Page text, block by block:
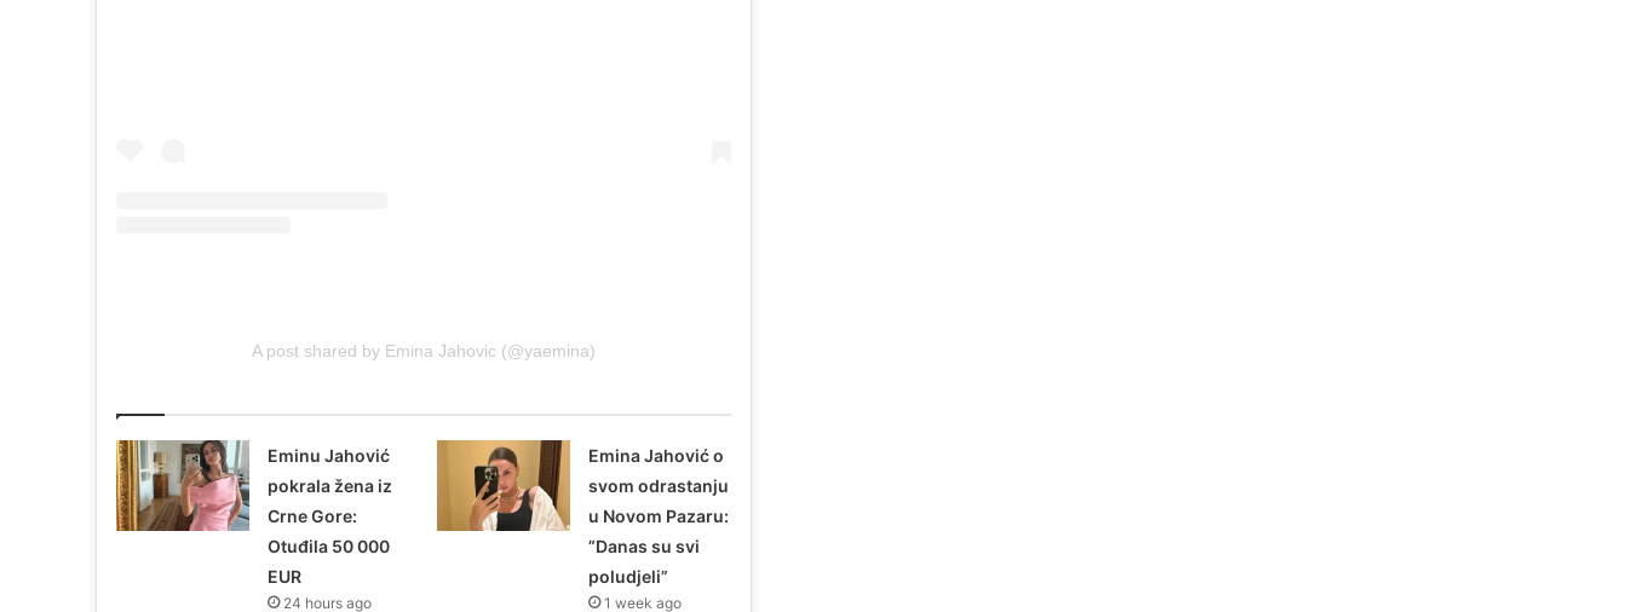
A post shared by Emina Jahovic (@yaemina)
Eminu Jahović
pokrala žena iz
Crne Gore:
Otuđila 50 000
EUR
24 hours ago
Emina Jahović o
svom odrastanju
u Novom Pazaru:
”Danas su svi
poludjeli”
1 week ago